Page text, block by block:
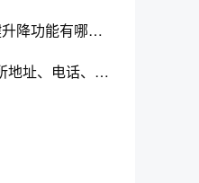
7座以上车型推荐：车窗一键升降功能有哪些车？哪款好？价格多少？
江北区公安分局五里店派出所地址、电话、上班时间、能处理违章吗